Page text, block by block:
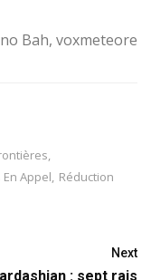
Bah, voxmeteore
,
En Appel, Réduction
Next
: sept rais